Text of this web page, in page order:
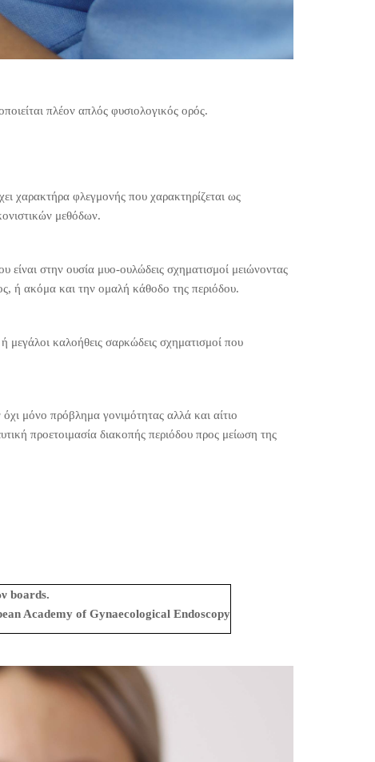
πλέον απλός φυσιολογικός ορός.
χαρακτήρα φλεγμονής που χαρακτηρίζεται ως
μεθόδων.
στην ουσία μυο-ουλώδεις σχηματισμοί μειώνοντας
ή ακόμα και την ομαλή κάθοδο της περιόδου.
μεγάλοι καλοήθεις σαρκώδεις σχηματισμοί που
μόνο πρόβλημα γονιμότητας αλλά και αίτιο
προετοιμασία διακοπής περιόδου προς μείωση της
boards.
Academy of Gynaecological Endoscopy